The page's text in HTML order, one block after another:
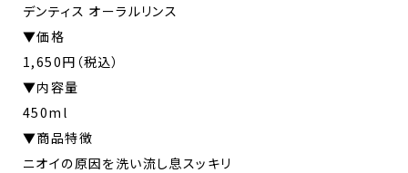
デンティス オーラルリンス
▼価格
1,650円（税込）
▼内容量
450ml
▼商品特徴
ニオイの原因を洗い流し息スッキリ